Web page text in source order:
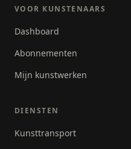
VOOR KUNSTENAARS
Dashboard
Abonnementen
Mijn kunstwerken
DIENSTEN
Kunsttransport